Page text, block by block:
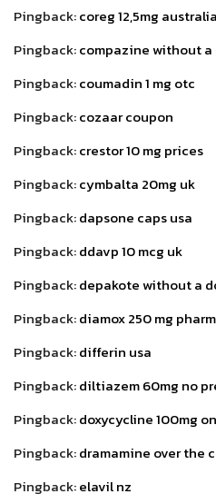
Pingback:coreg 12,5mg australia
Pingback:compazine without
Pingback:coumadin 1 mg otc
Pingback:cozaar coupon
Pingback:crestor 10 mg prices
Pingback:cymbalta 20mg uk
Pingback:dapsone caps usa
Pingback:ddavp 10 mcg uk
Pingback:depakote without a
Pingback:diamox 250 mg
Pingback:differin usa
Pingback:diltiazem 60mg no
Pingback:doxycycline 100mg
Pingback:dramamine over the
Pingback:elavil nz